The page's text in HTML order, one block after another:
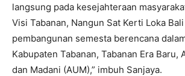
langsung pada kesejahteraan
Visi Tabanan, Nangun Sat Kerti Loka
pembangunan semesta berencana
Kabupaten Tabanan, Tabanan Era Baru,
dan Madani (AUM),” imbuh Sanjaya.